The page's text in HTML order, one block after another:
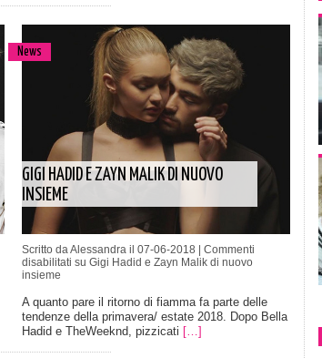
News
GIGI HADID E ZAYN MALIK DI NUOVO
INSIEME
Scritto da Alessandra il 07-06-2018 | Commenti
disabilitati su Gigi Hadid e Zayn Malik di nuovo
insieme
A quanto pare il ritorno di fiamma fa parte delle
tendenze della primavera/ estate 2018. Dopo Bella
Hadid e TheWeeknd, pizzicati […]